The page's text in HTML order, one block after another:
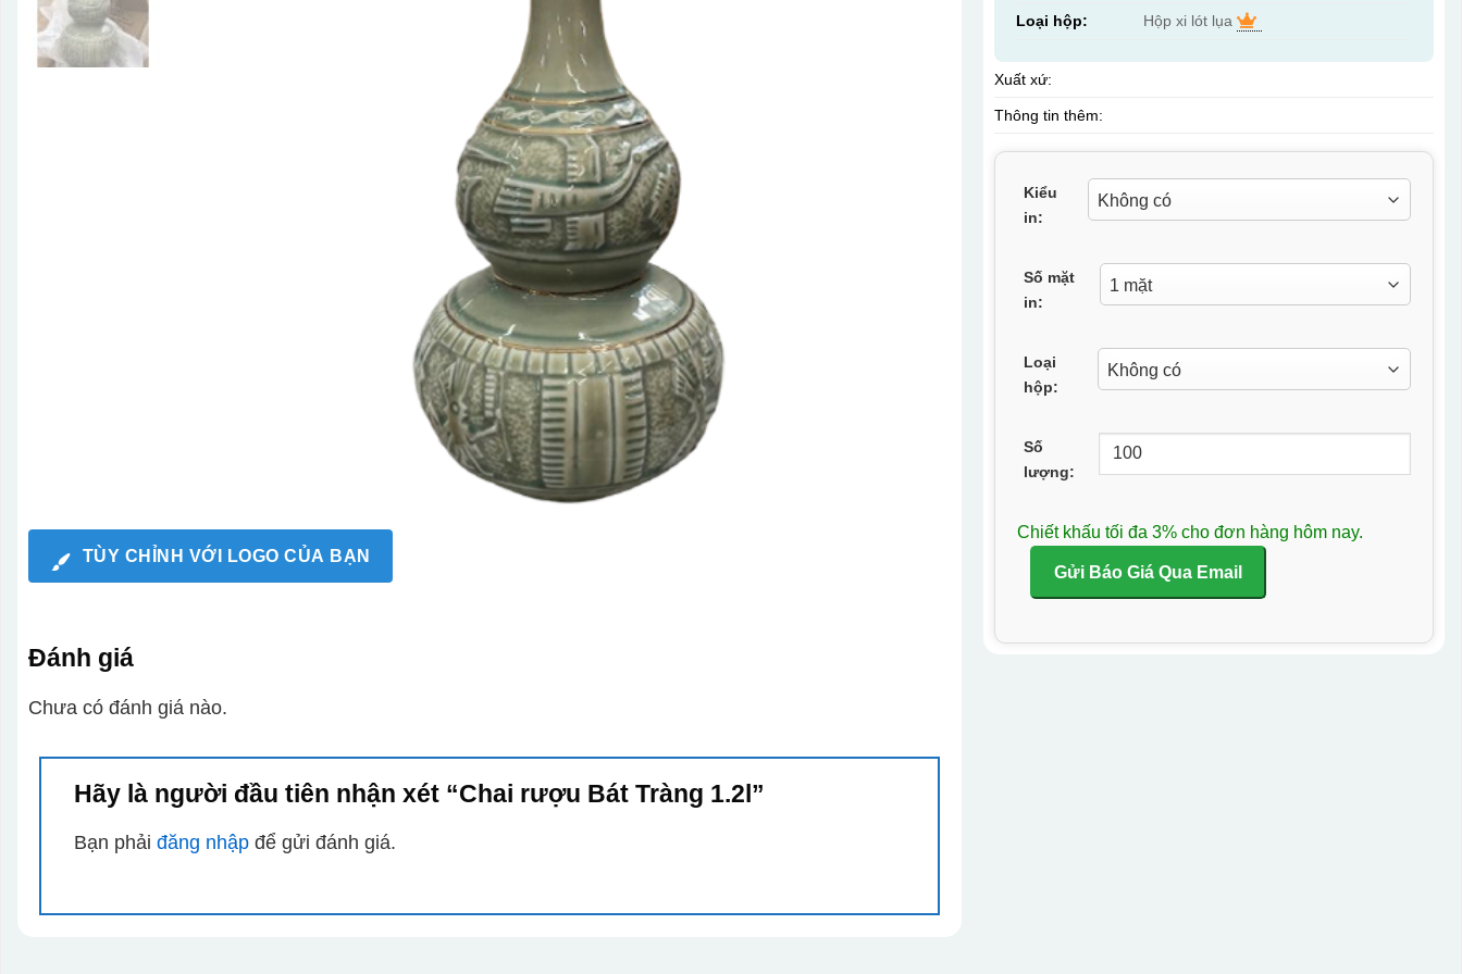
TÙY CHỈNH VỚI LOGO CỦA BẠN
Đánh giá
Chưa có đánh giá nào.
Hãy là người đầu tiên nhận xét “Chai rượu Bát Tràng 1.2l”
Bạn phải đăng nhậpđể gửi đánh giá.
Loại hộp: Hộp xi lót lụa
Xuất xứ:
Thông tin thêm:
Kiểu
in:
Số mặt
in:
Loại
hộp:
Số
lượng:
Chiết khấu tối đa 3% cho đơn hàng hôm nay.
Gửi Báo Giá Qua Email